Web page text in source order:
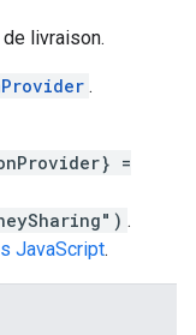
livraison.
.
=
.
JavaScript.